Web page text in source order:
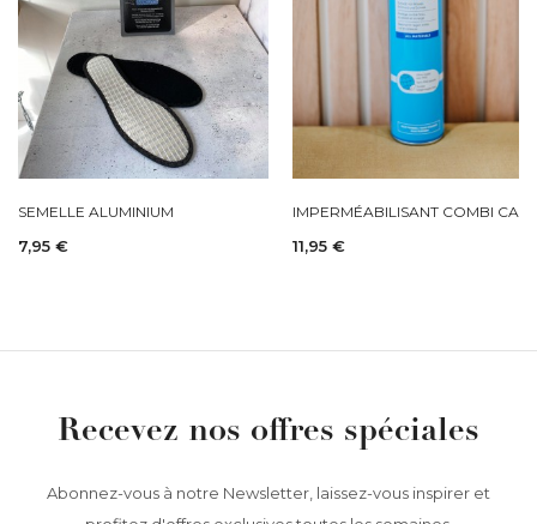
SEMELLE ALUMINIUM
7,95 €
IMPERMÉABILISANT COMBI
11,95 €
Recevez nos offres spéciales
Abonnez-vous à notre Newsletter, laissez-vous inspirer et